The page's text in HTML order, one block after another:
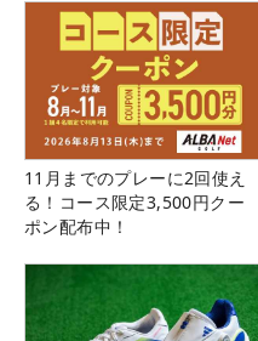
11月までのプレーに2回使え
る！コース限定3,500円クー
ポン配布中！